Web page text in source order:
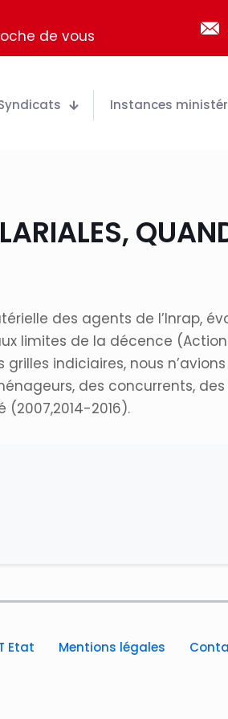
de vous
Instances
des agents de l’Inrap,
limites de la décence
indiciaires, nous
des concurrents, des
2016).
Etat Mentions légales